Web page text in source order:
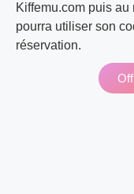
Kiffemu.com puis au
pourra utiliser son
réservation.